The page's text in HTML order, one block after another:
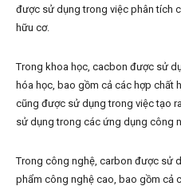
được sử dụng trong việc phân tích
hữu cơ.
Trong khoa học, cacbon được sử
hóa học, bao gồm cả các hợp chất
cũng được sử dụng trong việc tạo
sử dụng trong các ứng dụng công
Trong công nghệ, carbon được sử
phẩm công nghệ cao, bao gồm cả